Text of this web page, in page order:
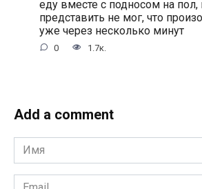
еду вместе с подносом на
представить не мог, что
уже через несколько минут
0 1.7к.
Add a comment
Имя
*
Email